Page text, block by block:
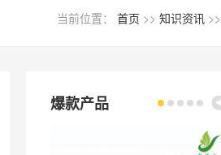
当前位置： 首页 >> 知识资讯 >>
爆款产品